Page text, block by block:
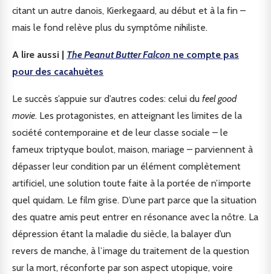
citant un autre danois, Kierkegaard, au début et à la fin –
mais le fond relève plus du symptôme nihiliste.
A lire aussi | The Peanut Butter Falcon ne compte pas
pour des cacahuètes
Le succès s’appuie sur d’autres codes: celui du feel good
movie. Les protagonistes, en atteignant les limites de la
société contemporaine et de leur classe sociale – le
fameux triptyque boulot, maison, mariage – parviennent à
dépasser leur condition par un élément complètement
artificiel, une solution toute faite à la portée de n’importe
quel quidam. Le film grise. D’une part parce que la situation
des quatre amis peut entrer en résonance avec la nôtre. La
dépression étant la maladie du siècle, la balayer d’un
revers de manche, à l’image du traitement de la question
sur la mort, réconforte par son aspect utopique, voire